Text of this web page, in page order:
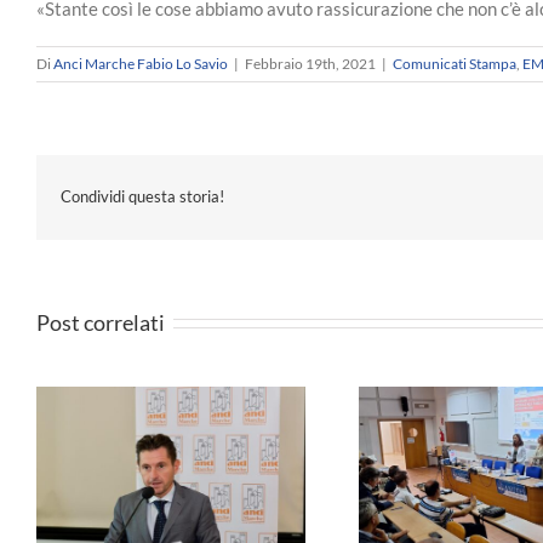
«Stante così le cose abbiamo avuto rassicurazione che non c’è
DiAnci Marche Fabio Lo Savio | Febbraio 19th, 2021 | Comunicati Stampa
Condividi questa storia!
Post correlati
Formazione -Governare
l’Intelligenza Artificiale nelle PA
– I Materiali
ANCI
sindaco
di un Sindaco